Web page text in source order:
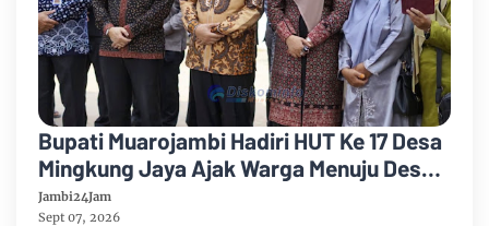
Bupati Muarojambi Hadiri HUT Ke 17 Desa
Mingkung Jaya Ajak Warga Menuju Desa
Mandiri 2026
Jambi24Jam
Sept 07, 2026